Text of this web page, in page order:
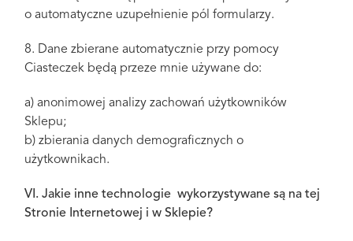
o automatyczne uzupełnienie pól formularzy.
8. Dane zbierane automatycznie przy pomocy
Ciasteczek będą przeze mnie używane do:
a) anonimowej analizy zachowań użytkowników
Sklepu;
b) zbierania danych demograficznych o
użytkownikach.
VI. Jakie inne technologie wykorzystywane są na tej
Stronie Internetowej i w Sklepie?